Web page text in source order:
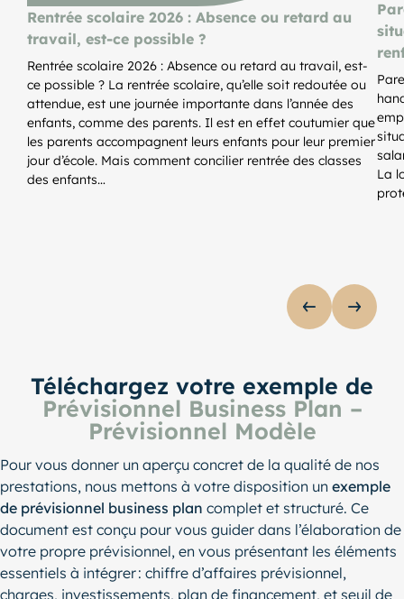
Rentrée scolaire 2026 : Absence ou retard au
travail, est-ce possible ?
Rentrée scolaire 2026 : Absence ou retard au travail, est-
ce possible ? La rentrée scolaire, qu’elle soit redoutée ou
attendue, est une journée importante dans l’année des
enfants, comme des parents. Il est en effet coutumier que
les parents accompagnent leurs enfants pour leur premier
jour d’école. Mais comment concilier rentrée des classes
des enfants…
La
AFFICHER
Téléchargez votre exemple de
Prévisionnel Business Plan –
Prévisionnel Modèle
Pour vous donner un aperçu concret de la qualité de nos
prestations, nous mettons à votre disposition un exemple
de prévisionnel business plan complet et structuré. Ce
document est conçu pour vous guider dans l’élaboration de
votre propre prévisionnel, en vous présentant les éléments
essentiels à intégrer : chiffre d’affaires prévisionnel,
charges, investissements, plan de financement, et seuil de